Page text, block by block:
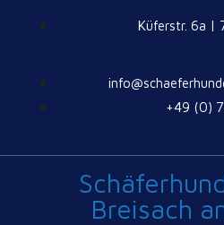
Küferstr. 6a |
+49 (0)
Breisach